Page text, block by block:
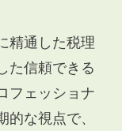
精通した税理
た信頼できる
フェッショナ
な視点で、